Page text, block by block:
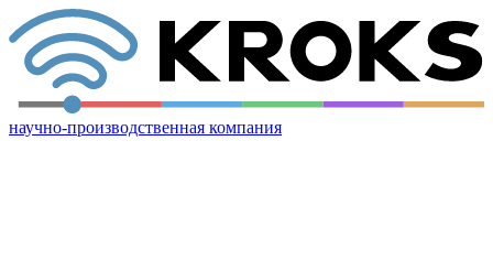
научно-производственная компания